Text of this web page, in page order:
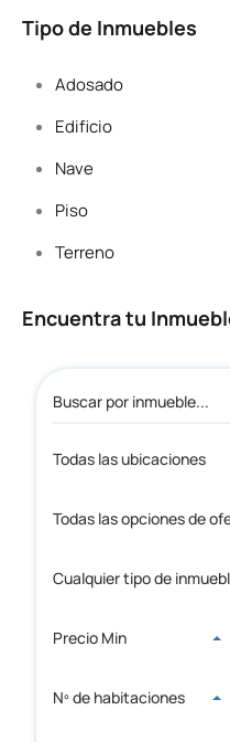
Tipo de Inmuebles
Adosado
Edificio
Nave
Piso
Terreno
Encuentra tu
Todas las ubicaciones
Todas las opciones de
Cualquier tipo de
Precio Min
Nº de habitaciones